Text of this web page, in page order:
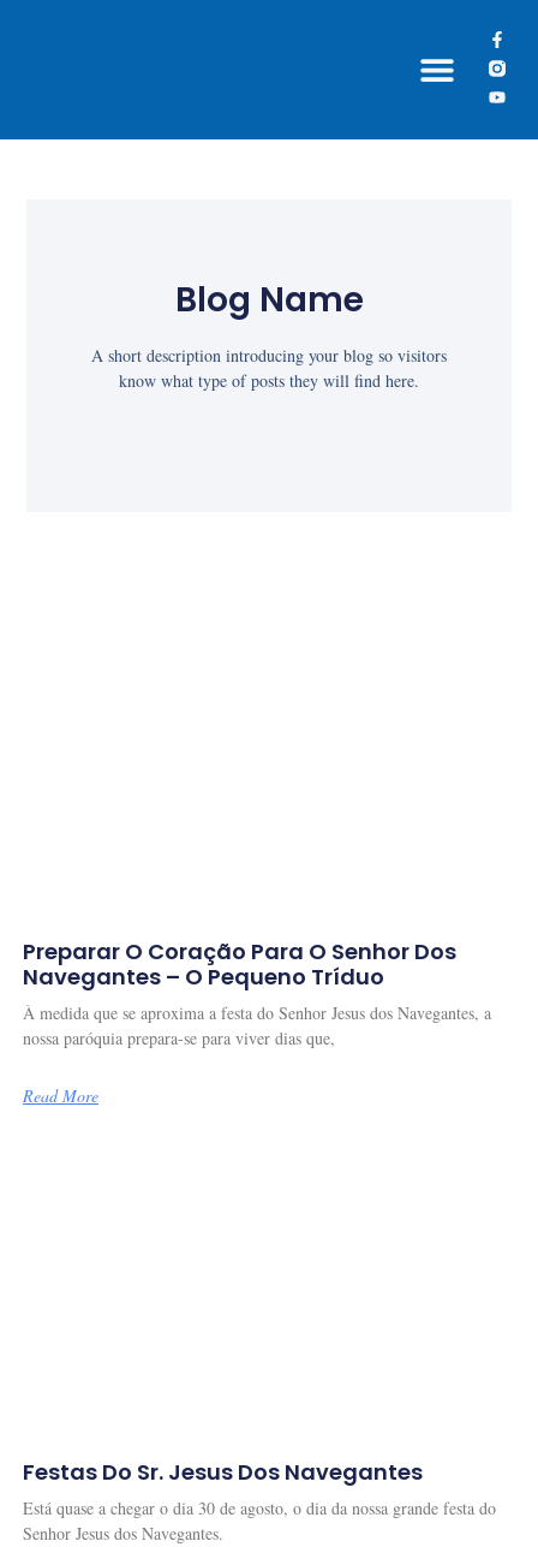
Blog Name
A short description introducing your blog so visitors
know what type of posts they will find here.
Preparar O Coração Para O Senhor Dos
Navegantes – O Pequeno Tríduo
À medida que se aproxima a festa do Senhor Jesus dos Navegantes, a
nossa paróquia prepara-se para viver dias que,
Read More
Festas Do Sr. Jesus Dos Navegantes
Está quase a chegar o dia 30 de agosto, o dia da nossa grande festa do
Senhor Jesus dos Navegantes.